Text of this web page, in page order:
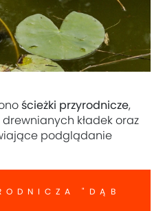
ścieżki przyrodnicze,
kładek oraz
podglądanie
"DĄB